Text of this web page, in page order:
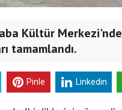
Kültür
tamamlandı.
Pinle Linkedin